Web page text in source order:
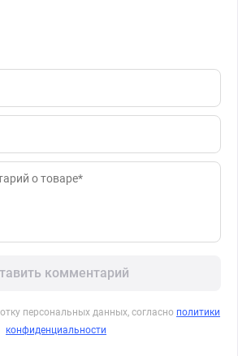
комментарий
персональных данных, согласно политики
конфиденциальности